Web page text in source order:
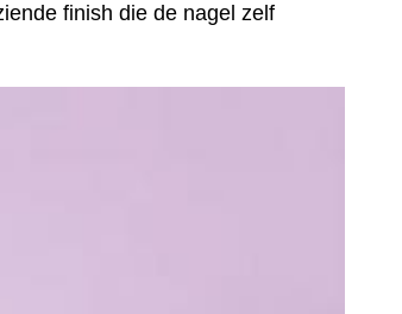
finish die de nagel zelf